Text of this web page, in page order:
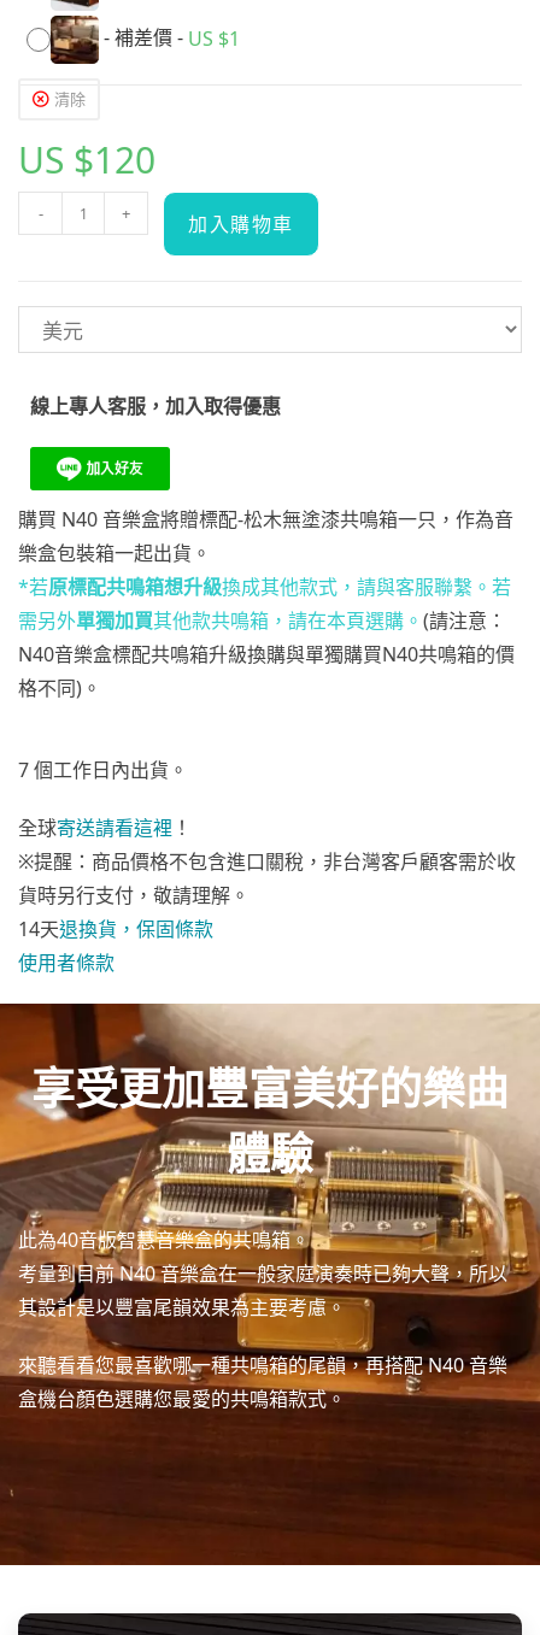
-補差價- US $1
清除
US $120
- + 加入購物車
線上專人客服，加入取得優惠
購買 N40 音樂盒將贈標配-松木無塗漆共鳴箱一只，作為音
樂盒包裝箱一起出貨。
*若原標配共鳴箱想升級換成其他款式，請與客服聯繫。若
需另外單獨加買其他款共鳴箱，請在本頁選購。 (請注意：
N40音樂盒標配共鳴箱升級換購與單獨購買N40共鳴箱的價
格不同)。
7 個工作日內出貨。
全球寄送請看這裡 ！
※提醒：商品價格不包含進口關稅，非台灣客戶顧客需於收
貨時另行支付，敬請理解。
14天退換貨，保固條款
使用者條款
享受更加豐富美好的樂曲
體驗
此為40音版智慧音樂盒的共鳴箱。
考量到目前 N40 音樂盒在一般家庭演奏時已夠大聲，所以
其設計是以豐富尾韻效果為主要考慮。
來聽看看您最喜歡哪一種共鳴箱的尾韻，再搭配 N40 音樂
盒機台顏色選購您最愛的共鳴箱款式。